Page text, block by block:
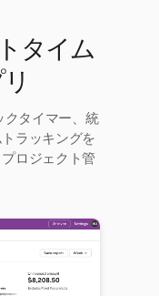
タイム
クタイマー、統
ラッキングを
ロジェクト管